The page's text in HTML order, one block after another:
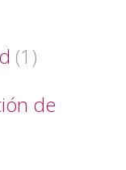
(1)
de